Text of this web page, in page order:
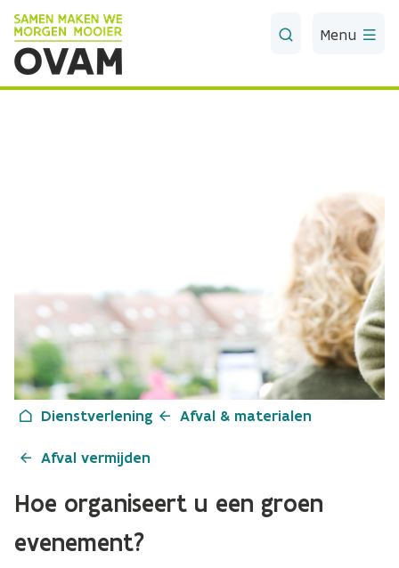
Skip to Main Content
Menu
Dienstverlening Afval & materialen
Afval vermijden
Hoe organiseert u een groen
evenement?